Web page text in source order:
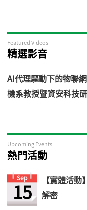
Featured Videos
精選影音
AI代理驅動下的物聯
機系教授暨資安科技
Upcoming Events
熱門活動
Sep
15
【實體活
解密